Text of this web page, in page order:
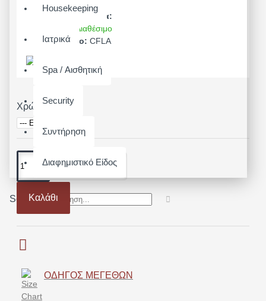
Housekeeping
Ιατρικά
Spa / Αισθητική
Security
Συντήρηση
Διαφημιστικό Είδος
Search
Διαθεσιμότητα:
Άμεσα Διαθέσιμο
Μοντέλο: CFLA
Χρώμα
Καλάθι
ΟΔΗΓΌΣ ΜΕΓΕΘΏΝ